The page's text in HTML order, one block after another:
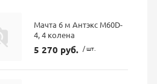
Мачта 6 м Антэкс M60D-
4, 4 колена
5 270 руб. / шт.